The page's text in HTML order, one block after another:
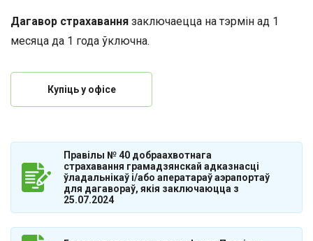
Дагавор страхавання заключаецца на тэрмін ад 1
месяца да 1 года ўключна.
Купіць у офісе
Правілы № 40 добраахвотнага
страхавання грамадзянскай адказнасці
ўладальнікаў і/або аператараў аэрапортаў
для дагавораў, якія заключаюцца з
25.07.2024